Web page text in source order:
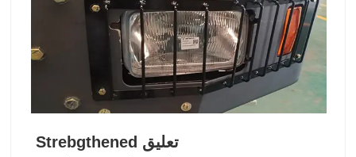
تعليق Strebgthened